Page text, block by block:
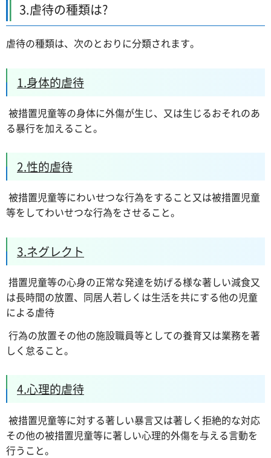
3.虐待の種類は?
虐待の種類は、次のとおりに分類されます。
1.身体的虐待
被措置児童等の身体に外傷が生じ、又は生じるおそれのあ
る暴行を加えること。
2.性的虐待
被措置児童等にわいせつな行為をすること又は被措置児童
等をしてわいせつな行為をさせること。
3.ネグレクト
措置児童等の心身の正常な発達を妨げる様な著しい減食又
は長時間の放置、同居人若しくは生活を共にする他の児童
による虐待
行為の放置その他の施設職員等としての養育又は業務を著
しく怠ること。
4.心理的虐待
被措置児童等に対する著しい暴言又は著しく拒絶的な対応
その他の被措置児童等に著しい心理的外傷を与える言動を
行うこと。